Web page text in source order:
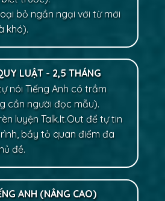
bỏ ngần ngại với từ mới
khó).
LUẬT - 2,5 THÁNG
nói Tiếng Anh có trầm
cần người đọc mẫu).
luyện Talk.It.Out để tự tin
bầy tỏ quan điểm đa
đề.
ANH (NÂNG CAO)